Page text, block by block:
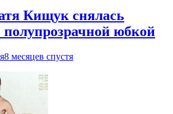
Кищук снялась
полупрозрачной юбкой
8 месяцев спустя